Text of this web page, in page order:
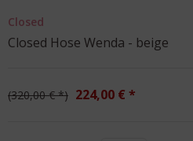
Closed
Closed Hose Wenda - beige
320,00 € * 224,00 € *